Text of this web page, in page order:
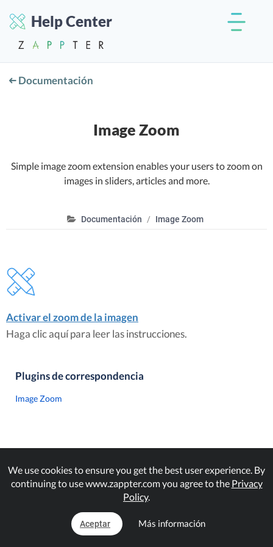
Help Center
Documentación
Image Zoom
Simple image zoom extension enables your users to zoom on
images in sliders, articles and more.
Documentación Image Zoom
Activar el zoom de la imagen
Haga clic aquí para leer las instrucciones.
Plugins de correspondencia
Image Zoom
We use cookies to ensure you get the best user experience. By
continuing to use www.zappter.com you agree to the Privacy
Policy.
Aceptar Más información